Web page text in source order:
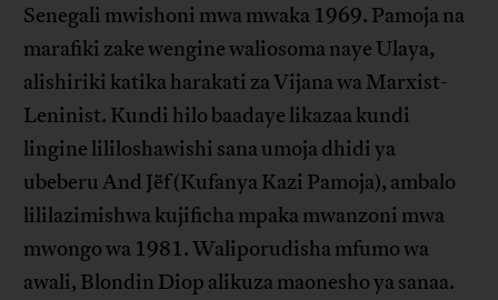
Senegali mwishoni mwa mwaka 1969. Pamoja na
marafiki zake wengine waliosoma naye Ulaya,
alishiriki katika harakati za Vijana wa Marxist-
Leninist. Kundi hilo baadaye likazaa kundi
lingine lililoshawishi sana umoja dhidi ya
ubeberu And Jëf (Kufanya Kazi Pamoja), ambalo
lililazimishwa kujificha mpaka mwanzoni mwa
mwongo wa 1981. Waliporudisha mfumo wa
awali, Blondin Diop alikuza maonesho ya sanaa.